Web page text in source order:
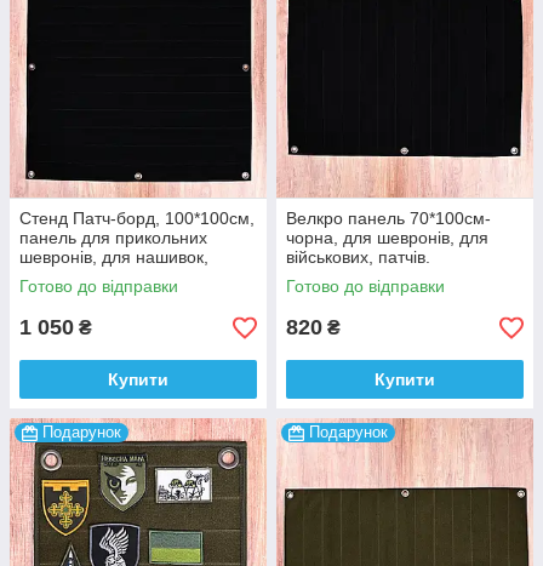
Стенд Патч-борд, 100*100см,
панель для прикольних
шевронів, для нашивок,
патчів пвх, для коллекції
Готово до відправки
1 050 ₴
Купити
Велкро панель 70*100см-
чорна, для шевронів, для
військових, патчів.
Готово до відправки
820 ₴
Купити
Подарунок Подарунок